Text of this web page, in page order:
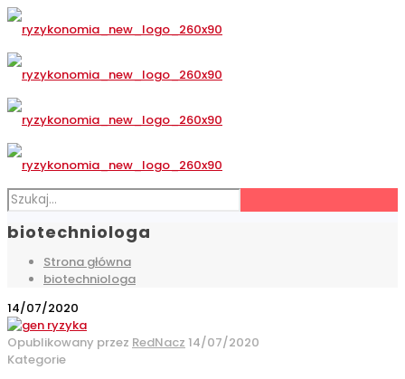
biotechniologa
Strona główna
biotechniologa
14/07/2020
Opublikowany przez RedNacz 14/07/2020
Kategorie